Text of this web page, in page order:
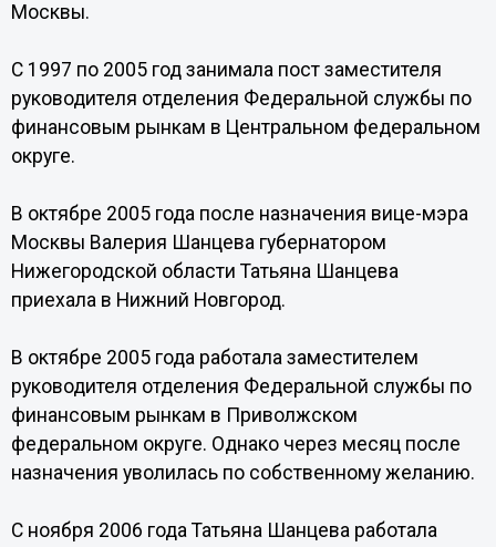
Москвы.
С 1997 по 2005 год занимала пост заместителя
руководителя отделения Федеральной службы по
финансовым рынкам в Центральном федеральном
округе.
В октябре 2005 года после назначения вице-мэра
Москвы Валерия Шанцева губернатором
Нижегородской области Татьяна Шанцева
приехала в Нижний Новгород.
В октябре 2005 года работала заместителем
руководителя отделения Федеральной службы по
финансовым рынкам в Приволжском
федеральном округе. Однако через месяц после
назначения уволилась по собственному желанию.
С ноября 2006 года Татьяна Шанцева работала